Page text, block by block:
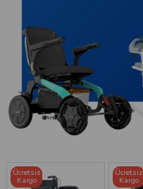
Ücretsiz
Kargo
Ücretsiz
Kargo